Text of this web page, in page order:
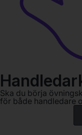
Ska du börja
för både handledare